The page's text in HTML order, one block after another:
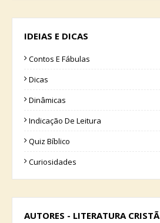
IDEIAS E DICAS
Contos E Fábulas
Dicas
Dinâmicas
Indicação De Leitura
Quiz Bíblico
Curiosidades
AUTORES - LITERATURA CRISTÃ